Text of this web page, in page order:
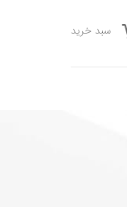
سبد خرید